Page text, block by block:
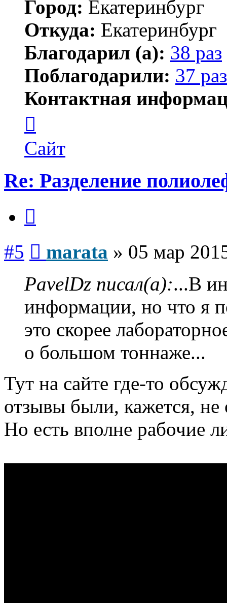
Город: Екатеринбург
Откуда: Екатеринбург
Благодарил (а): 38 раз
Поблагодарили: 37 раз
Контактная
пользователя
marata
Сайт
Re: Разделение
#5 marata » 05 мар
PavelDz писал(а):...В
информации, но что я
это скорее
о большом тоннаже...
Тут на сайте где-то
отзывы были, кажется, не
Но есть вполне рабочие